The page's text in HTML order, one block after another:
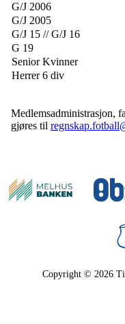
G/J 2006
G/J 2005
G/J 15 // G/J 16
G 19
Senior Kvinner
Herrer 6 div
Medlemsadministrasjon,
gjøres til
Copyright © 2026